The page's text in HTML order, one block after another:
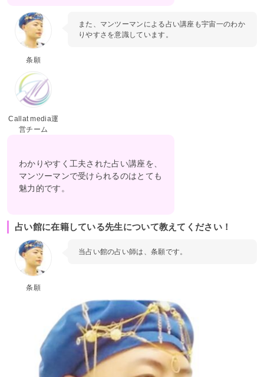
条願
また、マンツーマンによる占い講座も宇宙一のわか
りやすさを意識しています。
Callat media運
営チーム
わかりやすく工夫された占い講座を、
マンツーマンで受けられるのはとても
魅力的です。
占い館に在籍している先生について教えてください！
条願
当占い館の占い師は、条願です。